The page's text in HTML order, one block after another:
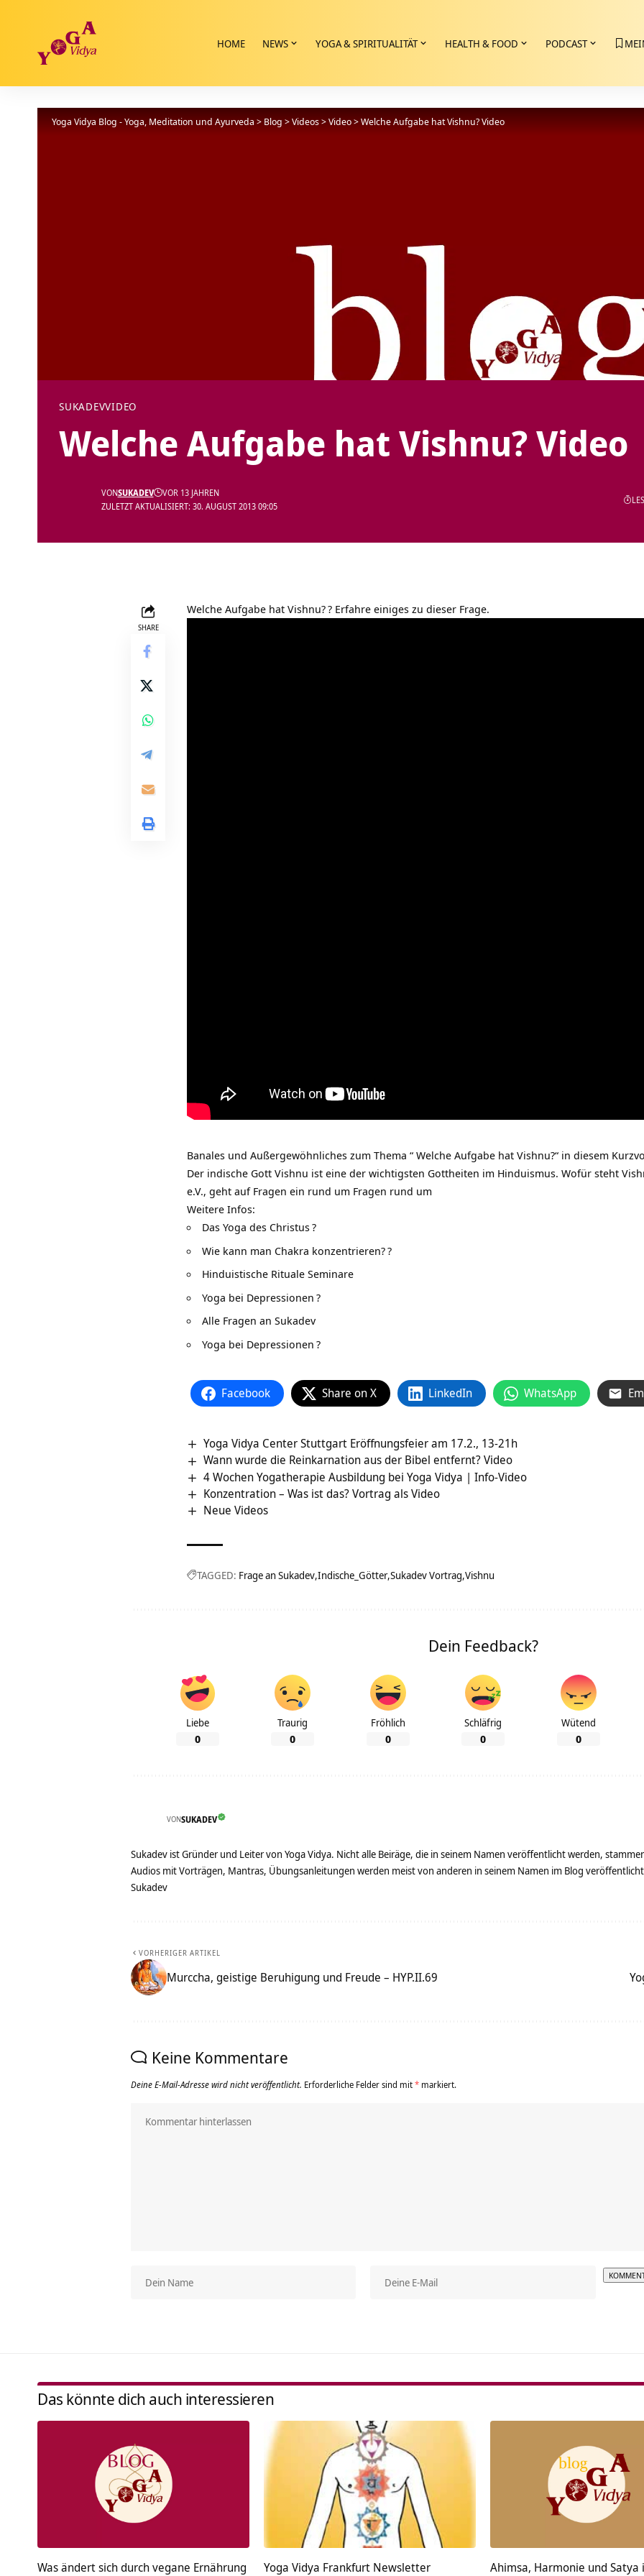
HOME NEWS YOGA & SPIRITUALITÄT HEALTH & FOOD PODCAST
Yoga Vidya Blog - Yoga, Meditation und Ayurveda > Blog >Videos>Video>Welche Aufgabe hat Vishnu? Video
SUKADEVVIDEO
Welche Aufgabe hat Vishnu? Video
ZULETZT AKTUALISIERT: 30. AUGUST 2013 09:05
VONSUKADEV VOR 13 JAHREN
SHARE
Welche Aufgabe hat Vishnu?? Erfahre einiges zu dieser Frage.
Banales und Außergewöhnliches zum Thema “ Welche Aufgabe hat Vishnu?“ in diesem
Der indische Gott Vishnu ist eine der wichtigsten Gottheiten im Hinduismus. Wofür steht
e.V., geht auf Fragen ein rund um Fragen rund um
Weitere Infos:
Das Yoga des Christus?
Wie kann man Chakra konzentrieren??
Hinduistische Rituale Seminare
Yoga bei Depressionen ?
Alle Fragen an Sukadev
Yoga bei Depressionen ?
Facebook Share on X LinkedIn WhatsApp
Yoga Vidya Center Stuttgart Eröffnungsfeier am 17.2., 13-21h
Wann wurde die Reinkarnation aus der Bibel entfernt? Video
4 Wochen Yogatherapie Ausbildung bei Yoga Vidya | Info-Video
Konzentration – Was ist das? Vortrag als Video
Neue Videos
TAGGED: Frage an Sukadev Indische_Götter Sukadev Vortrag Vishnu
Dein Feedback?
Liebe
0
Traurig
0
Fröhlich
0
Schläfrig
0
Wütend
0
VONSUKADEV
Sukadev ist Gründer und Leiter von Yoga Vidya. Nicht alle Beiräge, die in seinem Namen veröffentlicht werden,
Audios mit Vorträgen, Mantras, Übungsanleitungen werden meist von anderen in seinem Namen im Blog
Sukadev
VORHERIGER ARTIKEL
Murccha, geistige Beruhigung und Freude – HYP.II.69
Keine Kommentare
Deine E-Mail-Adresse wird nicht veröffentlicht. Erforderliche Felder sind mit* markiert.
Das könnte dich auch interessieren
Was ändert sich durch vegane Ernährung Yoga Vidya Frankfurt Newsletter Ahimsa, Harmonie und Satya